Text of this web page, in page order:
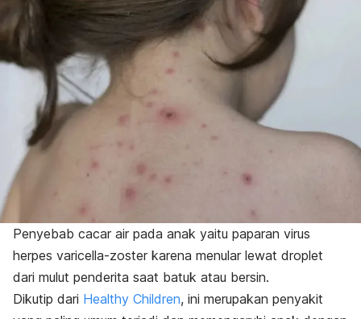
Penyebab cacar air pada anak yaitu paparan virus
herpes varicella-zoster karena menular lewat droplet
dari mulut penderita saat batuk atau bersin.
Dikutip dari Healthy Children, ini merupakan penyakit